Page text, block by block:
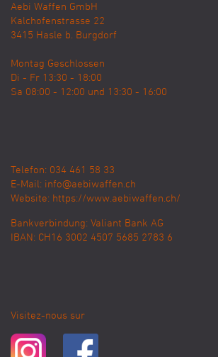
Aebi Waffen GmbH
Kalchofenstrasse 22
3415 Hasle b. Burgdorf
Montag Geschlossen
Di - Fr 13:30 - 18:00
Sa 08:00 - 12:00 und 13:30 - 16:00
Telefon: 034 461 58 33
E-Mail: info@aebiwaffen.ch
Website: https://www.aebiwaffen.ch/
Bankverbindung: Valiant Bank AG
IBAN: CH16 3002 4507 5685 2783 6
Visitez-nous sur